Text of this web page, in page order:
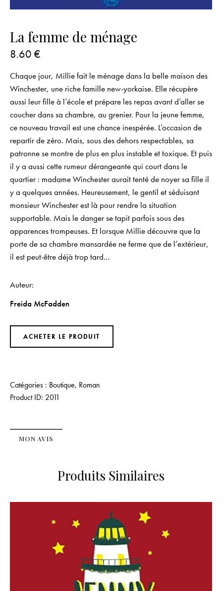
La femme de ménage
8.60 €
Chaque jour, Millie fait le ménage dans la belle maison des
Winchester, une riche famille new-yorkaise. Elle récupère
aussi leur fille à l’école et prépare les repas avant d’aller se
coucher dans sa chambre, au grenier. Pour la jeune femme,
ce nouveau travail est une chance inespérée. L’occasion de
repartir de zéro. Mais, sous des dehors respectables, sa
patronne se montre de plus en plus instable et toxique. Et puis
il y a aussi cette rumeur dérangeante qui court dans le
quartier : madame Winchester aurait tenté de noyer sa fille il
y a quelques années. Heureusement, le gentil et séduisant
monsieur Winchester est là pour rendre la situation
supportable. Mais le danger se tapit parfois sous des
apparences trompeuses. Et lorsque Millie découvre que la
porte de sa chambre mansardée ne ferme que de l’extérieur,
il est peut-être déjà trop tard…
Auteur
Freida McFadden
ACHETER LE PRODUIT
Catégories : Boutique, Roman
Product ID: 2011
MON AVIS
Produits Similaires